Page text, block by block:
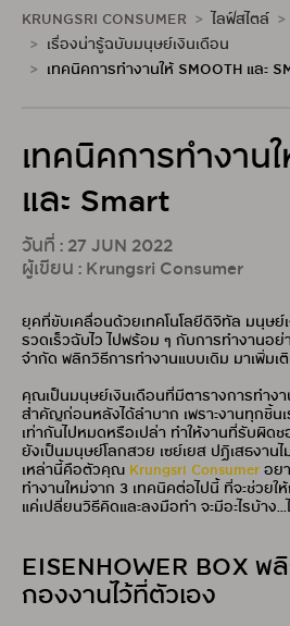
KRUNGSRI CONSUMER ไลฟ์สไตล์
เรื่องน่ารู้ฉบับมนุษย์เงินเดือน
เทคนิคการทำงานให้ SMOOTH และ
เทคนิคการทำงาน
และ Smart
วันที่ : 27 JUN 2022
ผู้เขียน : Krungsri Consumer
ยุคที่ขับเคลื่อนด้วยเทคโนโลยีดิจิทัล มนุษย์
รวดเร็วฉับไว ไปพร้อม ๆ กับการทำงานอ
จำกัด พลิกวิธีการทำงานแบบเดิม มาเพิ่ม
คุณเป็นมนุษย์เงินเดือนที่มีตารางการทำง
สำคัญก่อนหลังได้ลำบาก เพราะงานทุกชิ้น
เท่ากันไปหมดหรือเปล่า ทำให้งานที่รับผิด
ยังเป็นมนุษย์โลกสวย เซย์เยส ปฏิเสธงาน
เหล่านี้คือตัวคุณ Krungsri Consumer อย
ทำงานใหม่จาก 3 เทคนิคต่อไปนี้ ที่จะช่วยใ
แค่เปลี่ยนวิธีคิดและลงมือทำ จะมีอะไรบ้าง
EISENHOWER BOX
กองงานไว้ที่ตัวเอง